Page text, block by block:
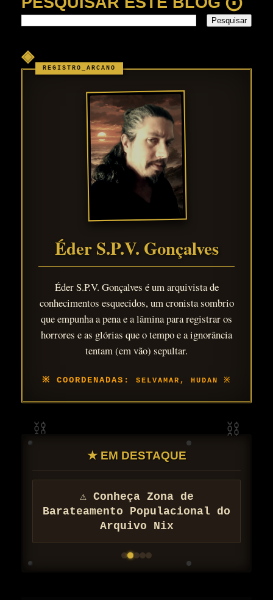
◈
Éder S.P.V. Gonçalves
Éder S.P.V. Gonçalves é um arquivista de
conhecimentos esquecidos, um cronista sombrio
que empunha a pena e a lâmina para registrar os
horrores e as glórias que o tempo e a ignorância
tentam (em vão) sepultar.
SELVAMAR, HUDAN
★ EM DESTAQUE
⚠ Conheça Zona de
Barateamento Populacional do
Arquivo Nix